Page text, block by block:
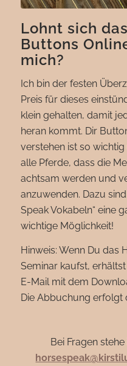
Lohnt sich
Buttons
mich?
Ich bin der festen
Preis für dieses
klein gehalten, damit
heran kommt. Dir
verstehen ist so
alle Pferde, dass die
achtsam werden und
anzuwenden. Dazu
Speak Vokabeln“ eine
wichtige Möglichkeit!
Hinweis: Wenn Du das
Seminar kaufst,
E-Mail mit dem
Die Abbuchung erfolgt
Bei Fragen